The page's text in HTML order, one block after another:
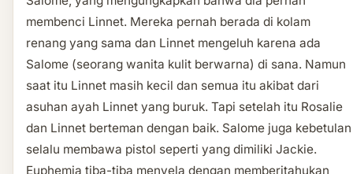
membenci Linnet. Mereka pernah berada di kolam
renang yang sama dan Linnet mengeluh karena ada
Salome (seorang wanita kulit berwarna) di sana. Namun
saat itu Linnet masih kecil dan semua itu akibat dari
asuhan ayah Linnet yang buruk. Tapi setelah itu Rosalie
dan Linnet berteman dengan baik. Salome juga kebetulan
selalu membawa pistol seperti yang dimiliki Jackie.
Euphemia tiba-tiba menyela dengan memberitahukan